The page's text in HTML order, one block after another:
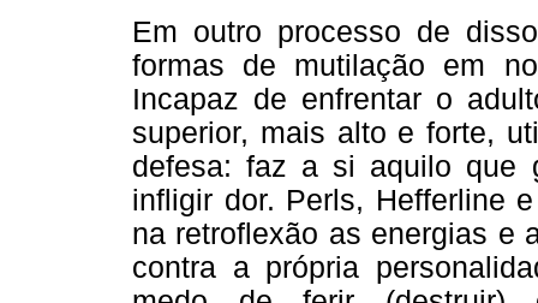
Em outro processo de
formas de mutilação em
Incapaz de enfrentar o
superior, mais alto e forte,
defesa: faz a si aquilo que
infligir dor. Perls, Hefferline
na retroflexão as energias e
contra a própria